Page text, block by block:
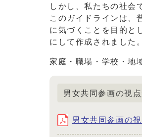
しかし、私たちの社会
このガイドラインは、
に気づくことを目的と
にして作成されました。
家庭・職場・学校・地
男女共同参画の視
男女共同参画の